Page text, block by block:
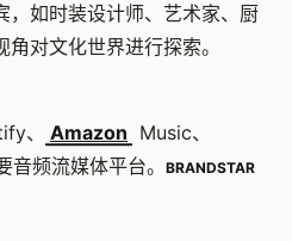
，如时装设计师、艺术家、厨
对文化世界进行探索。
、 Amazon Music、
频流媒体平台。 BRANDSTAR